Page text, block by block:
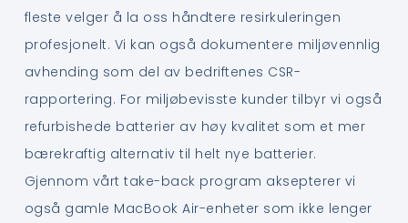
fleste velger å la oss håndtere resirkuleringen
profesjonelt. Vi kan også dokumentere miljøvennlig
avhending som del av bedriftenes CSR-
rapportering. For miljøbevisste kunder tilbyr vi også
refurbishede batterier av høy kvalitet som et mer
bærekraftig alternativ til helt nye batterier.
Gjennom vårt take-back program aksepterer vi
også gamle MacBook Air-enheter som ikke lenger